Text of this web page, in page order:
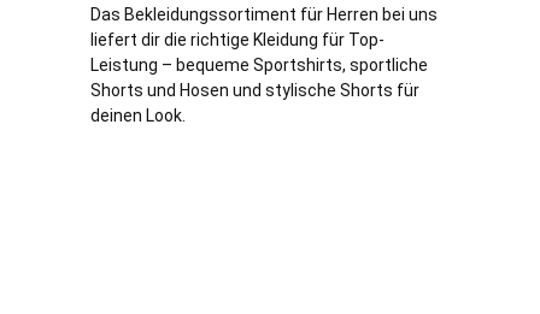
Das Bekleidungssortiment für Herren bei uns
liefert dir die richtige Kleidung für Top-
Leistung – bequeme Sportshirts, sportliche
Shorts und Hosen und stylische Shorts für
deinen Look.